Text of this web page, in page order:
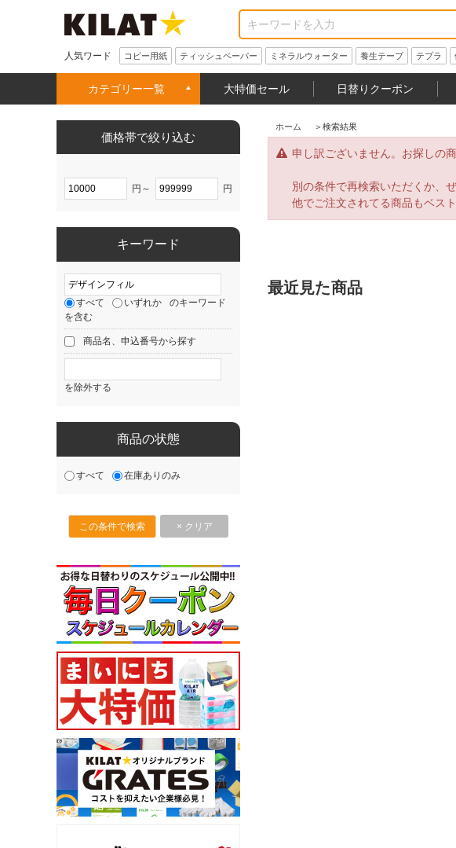
人気ワード コピー用紙 ティッシュペーパー ミネラルウォーター 養生テープ テプラ
カテゴリー一覧 大特価セール 日替りクーポン
価格帯で絞り込む
円～ 円
キーワード
すべて いずれか
のキーワード
を含む
商品名、申込番号から探す
を除外する
商品の状態
すべて 在庫ありのみ
ホーム ＞ 検索結果
申し訳ございません。お探しの
別の条件で再検索いただくか、
他でご注文されてる商品もベス
最近見た商品